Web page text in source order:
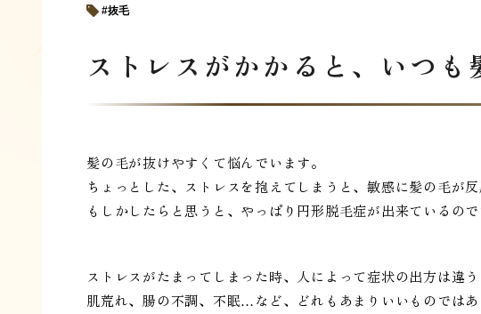
抜毛
ストレスがかかると、いつ
髪の毛が抜けやすくて悩んでいます。
ちょっとした、ストレスを抱えてしまうと、敏感に髪の毛が反
もしかしたらと思うと、やっぱり円形脱毛症が出来ているので
ストレスがたまってしまった時、人によって症状の出方は違う
肌荒れ、腸の不調、不眠…など、どれもあまりいいものではあ